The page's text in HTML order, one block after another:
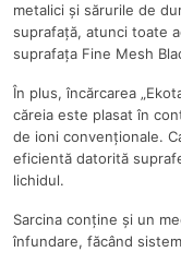
metalici și sărurile de
suprafață, atunci toate
suprafața Fine Mesh
În plus, încărcarea
căreia este plasat în
de ioni convenționale.
eficientă datorită
lichidul.
Sarcina conține și un
înfundare, făcând